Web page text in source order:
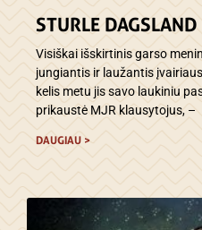
STURLE
Visiškai išskirtinis garso
jungiantis ir laužantis
kelis metu jis savo laukiniu
prikaustė MJR klausytojus, –
DAUGIAU >